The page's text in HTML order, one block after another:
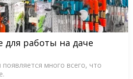
для работы на даче
много всего, что